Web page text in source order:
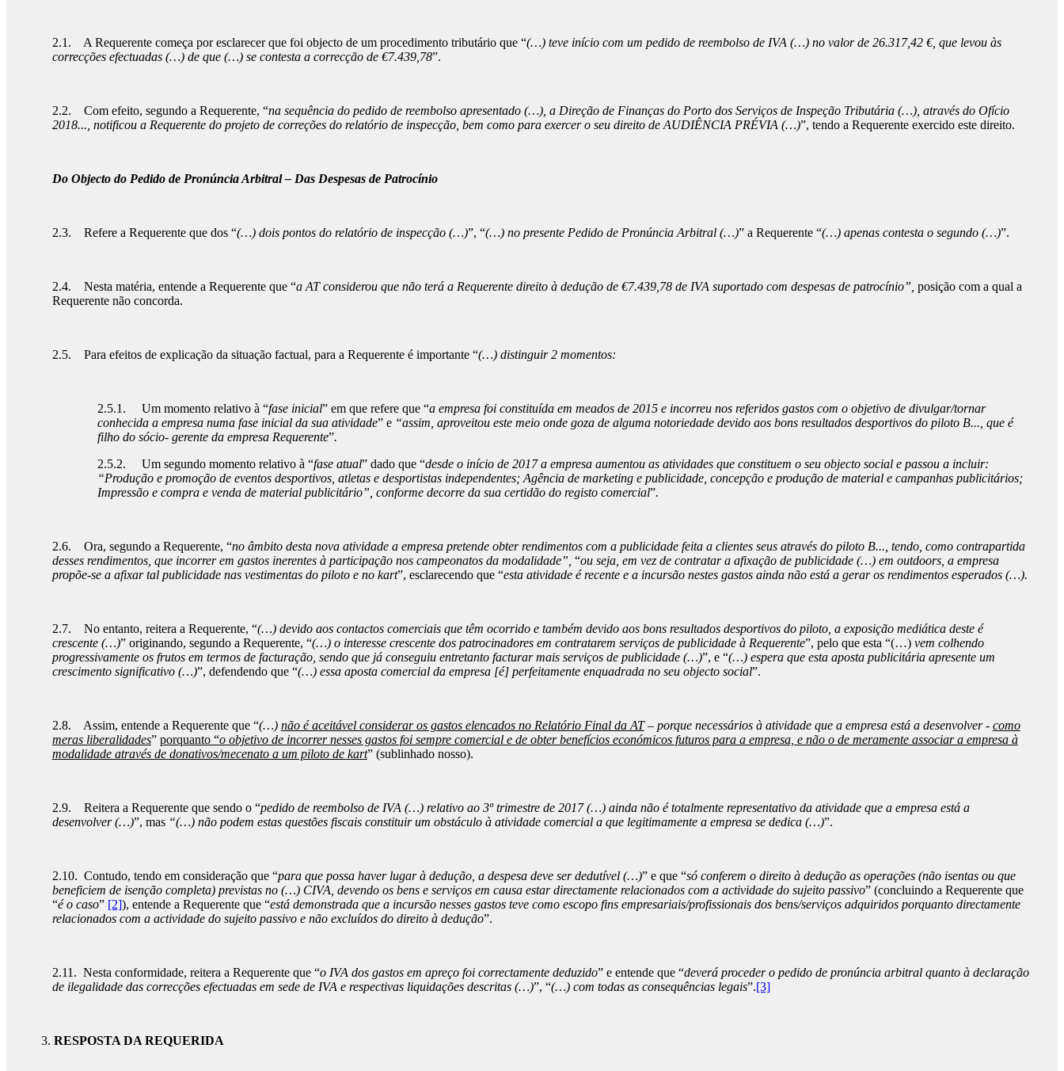
2.1. A Requerente começa por esclarecer que foi objecto de um procedimento tributário que “(…) teve início com um pedido de reembolso de IVA (…) no valor de 26.317,42 €, que levou às
correcções efectuadas (…) de que (…) se contesta a correcção de €7.439,78”.
2.2. Com efeito, segundo a Requerente, “na sequência do pedido de reembolso apresentado (…), a Direção de Finanças do Porto dos Serviços de Inspeção Tributária (…), através do Ofício
2018..., notificou a Requerente do projeto de correções do relatório de inspecção, bem como para exercer o seu direito de AUDIÊNCIA PRÉVIA (…)”, tendo a Requerente exercido este direito.
Do Objecto do Pedido de Pronúncia Arbitral – Das Despesas de Patrocínio
2.3. Refere a Requerente que dos “(…) dois pontos do relatório de inspecção (…)”, “(…) no presente Pedido de Pronúncia Arbitral (…)” a Requerente “(…) apenas contesta o segundo (…)”.
2.4. Nesta matéria, entende a Requerente que “a AT considerou que não terá a Requerente direito à dedução de €7.439,78 de IVA suportado com despesas de patrocínio”, posição com a qual a
Requerente não concorda.
2.5. Para efeitos de explicação da situação factual, para a Requerente é importante “(…) distinguir 2 momentos:
2.5.1. Um momento relativo à “fase inicial” em que refere que “a empresa foi constituída em meados de 2015 e incorreu nos referidos gastos com o objetivo de divulgar/tornar
conhecida a empresa numa fase inicial da sua atividade” e “assim, aproveitou este meio onde goza de alguma notoriedade devido aos bons resultados desportivos do piloto B..., que é
filho do sócio- gerente da empresa Requerente”.
2.5.2. Um segundo momento relativo à “fase atual” dado que “desde o início de 2017 a empresa aumentou as atividades que constituem o seu objecto social e passou a incluir:
“Produção e promoção de eventos desportivos, atletas e desportistas independentes; Agência de marketing e publicidade, concepção e produção de material e campanhas publicitários;
Impressão e compra e venda de material publicitário”, conforme decorre da sua certidão do registo comercial”.
2.6. Ora, segundo a Requerente, “no âmbito desta nova atividade a empresa pretende obter rendimentos com a publicidade feita a clientes seus através do piloto B..., tendo, como contrapartida
desses rendimentos, que incorrer em gastos inerentes à participação nos campeonatos da modalidade”, “ou seja, em vez de contratar a afixação de publicidade (…) em outdoors, a empresa
propõe-se a afixar tal publicidade nas vestimentas do piloto e no kart”, esclarecendo que “esta atividade é recente e a incursão nestes gastos ainda não está a gerar os rendimentos esperados (…).
2.7. No entanto, reitera a Requerente, “(…) devido aos contactos comerciais que têm ocorrido e também devido aos bons resultados desportivos do piloto, a exposição mediática deste é
crescente (…)” originando, segundo a Requerente, “(…) o interesse crescente dos patrocinadores em contratarem serviços de publicidade à Requerente”, pelo que esta “(…) vem colhendo
progressivamente os frutos em termos de facturação, sendo que já conseguiu entretanto facturar mais serviços de publicidade (…)”, e “(…) espera que esta aposta publicitária apresente um
crescimento significativo (…)”, defendendo que “(…) essa aposta comercial da empresa [é] perfeitamente enquadrada no seu objecto social”.
2.8. Assim, entende a Requerente que “(…) não é aceitável considerar os gastos elencados no Relatório Final da AT– porque necessários à atividade que a empresa está a desenvolver - como
meras liberalidades” porquanto “o objetivo de incorrer nesses gastos foi sempre comercial e de obter benefícios económicos futuros para a empresa, e não o de meramente associar a empresa à
modalidade através de donativos/mecenato a um piloto de kart” (sublinhado nosso).
2.9. Reitera a Requerente que sendo o “pedido de reembolso de IVA (…) relativo ao 3º trimestre de 2017 (…) ainda não é totalmente representativo da atividade que a empresa está a
desenvolver (…)”, mas “(…) não podem estas questões fiscais constituir um obstáculo à atividade comercial a que legitimamente a empresa se dedica (…)”.
2.10. Contudo, tendo em consideração que “para que possa haver lugar à dedução, a despesa deve ser dedutível (…)” e que “só conferem o direito à dedução as operações (não isentas ou que
beneficiem de isenção completa) previstas no (…) CIVA, devendo os bens e serviços em causa estar directamente relacionados com a actividade do sujeito passivo” (concluindo a Requerente que
“é o caso” [2]), entende a Requerente que “está demonstrada que a incursão nesses gastos teve como escopo fins empresariais/profissionais dos bens/serviços adquiridos porquanto directamente
relacionados com a actividade do sujeito passivo e não excluídos do direito à dedução”.
2.11. Nesta conformidade, reitera a Requerente que “o IVA dos gastos em apreço foi correctamente deduzido” e entende que “deverá proceder o pedido de pronúncia arbitral quanto à declaração
de ilegalidade das correcções efectuadas em sede de IVA e respectivas liquidações descritas (…)”, “(…) com todas as consequências legais”.[3]
RESPOSTA DA REQUERIDA